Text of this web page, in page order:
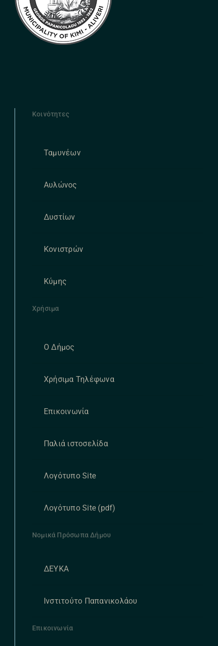
Κοινότητες
Ταμυνέων
Αυλώνος
Δυστίων
Κονιστρών
Κύμης
Χρήσιμα
Ο Δήμος
Χρήσιμα Τηλέφωνα
Επικοινωνία
Παλιά ιστοσελίδα
Λογότυπο Site
Λογότυπο Site (pdf)
Νομικά Πρόσωπα Δήμου
ΔΕΥΚΑ
Ινστιτούτο Παπανικολάου
Επικοινωνία